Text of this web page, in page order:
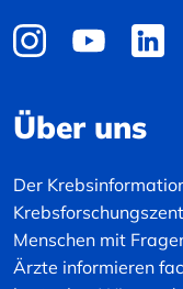
Über uns
Der
Menschen mit
Ärzte informieren